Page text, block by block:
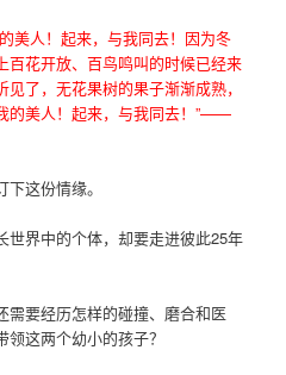
美人！起来，与我同去！因为冬
百花开放、百鸟鸣叫的时候已经来
了，无花果树的果子渐渐成熟，
的美人！起来，与我同去！”——
这份情缘。
世界中的个体，却要走进彼此25年
需要经历怎样的碰撞、磨合和医
这两个幼小的孩子？